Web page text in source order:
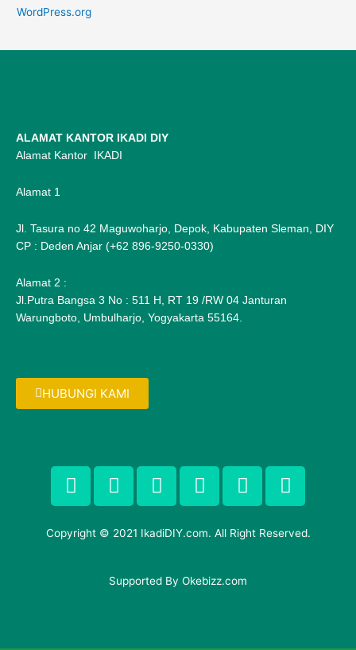
WordPress.org
ALAMAT KANTOR IKADI DIY
Alamat Kantor IKADI
Alamat 1
Jl. Tasura no 42 Maguwoharjo, Depok, Kabupaten Sleman, DIY
CP : Deden Anjar (+62 896-9250-0330)
Alamat 2 :
Jl.Putra Bangsa 3 No : 511 H, RT 19 /RW 04 Janturan
Warungboto, Umbulharjo, Yogyakarta 55164.
HUBUNGI KAMI
F
a
c
e
b
T
w
i
t
r
G
o
o
g
-
P
i
n
t
e
I
n
s
t
a
r
F
l
i
c
Copyright © 2021 IkadiDIY.com. All Right Reserved.
Supported By Okebizz.com